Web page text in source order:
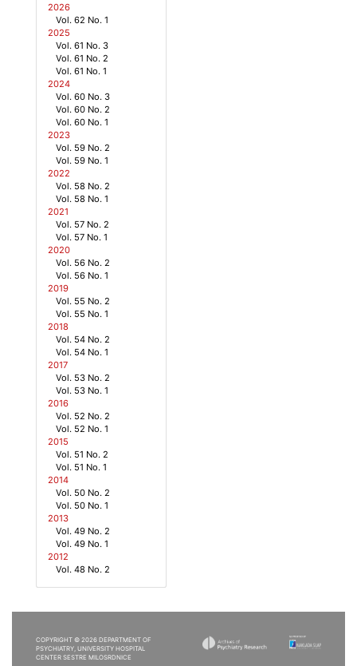
2026
Vol. 62 No. 1
2025
Vol. 61 No. 3
Vol. 61 No. 2
Vol. 61 No. 1
2024
Vol. 60 No. 3
Vol. 60 No. 2
Vol. 60 No. 1
2023
Vol. 59 No. 2
Vol. 59 No. 1
2022
Vol. 58 No. 2
Vol. 58 No. 1
2021
Vol. 57 No. 2
Vol. 57 No. 1
2020
Vol. 56 No. 2
Vol. 56 No. 1
2019
Vol. 55 No. 2
Vol. 55 No. 1
2018
Vol. 54 No. 2
Vol. 54 No. 1
2017
Vol. 53 No. 2
Vol. 53 No. 1
2016
Vol. 52 No. 2
Vol. 52 No. 1
2015
Vol. 51 No. 2
Vol. 51 No. 1
2014
Vol. 50 No. 2
Vol. 50 No. 1
2013
Vol. 49 No. 2
Vol. 49 No. 1
2012
Vol. 48 No. 2
COPYRIGHT © 2026 DEPARTMENT OF
PSYCHIATRY, UNIVERSITY HOSPITAL
CENTER SESTRE MILOSRDNICE